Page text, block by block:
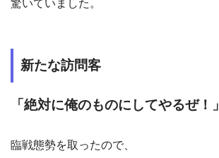
驚いていました。
新たな訪問客
「絶対に俺のものにしてやるぜ！」
臨戦態勢を取ったので、